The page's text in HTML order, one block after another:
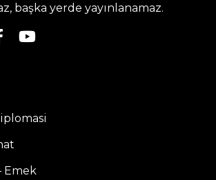
başka yerde yayınlanamaz.
Emek